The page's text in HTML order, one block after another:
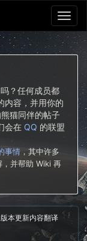
？任何成员都
内容，并用你的
猫同伴的帖子
会在 QQ 的联盟
事情 ，其中许多
，并帮助 Wiki 再
本更新内容翻译